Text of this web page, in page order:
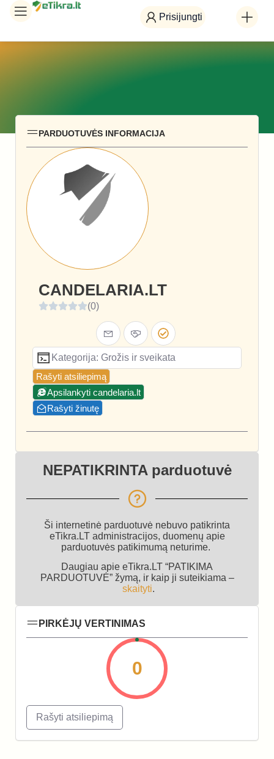
Prisijungti
PARDUOTUVĖS INFORMACIJA
CANDELARIA.LT
(0)
Kategorija: Grožis ir sveikata
Rašyti atsiliepimą
Apsilankyti candelaria.lt
Rašyti žinutę
NEPATIKRINTA parduotuvė
Ši internetinė parduotuvė nebuvo patikrinta
eTikra.LT administracijos, duomenų apie
parduotuvės patikimumą neturime.
Daugiau apie eTikra.LT “PATIKIMA
PARDUOTUVĖ” žymą, ir kaip ji suteikiama –
skaityti.
PIRKĖJŲ VERTINIMAS
0
Rašyti atsiliepimą